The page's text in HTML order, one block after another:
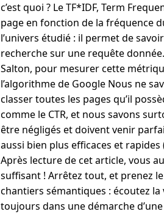
c’est quoi ? Le TF*IDF, Term
page en fonction de la fréquence
l’univers étudié : il permet de
recherche sur une requête
Salton, pour mesurer cette
l’algorithme de Google Nous ne
classer toutes les pages qu’il
comme le CTR, et nous savons
être négligés et doivent venir
aussi bien plus efficaces et
Après lecture de cet article, vous
suffisant ! Arrêtez tout, et prenez
chantiers sémantiques : écoutez la
toujours dans une démarche